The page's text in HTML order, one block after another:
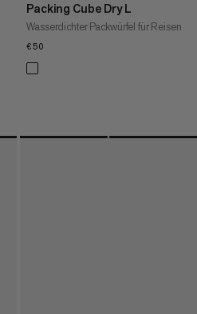
Packing Cube Dry L
Wasserdichter Packwürfel für Reisen
€50